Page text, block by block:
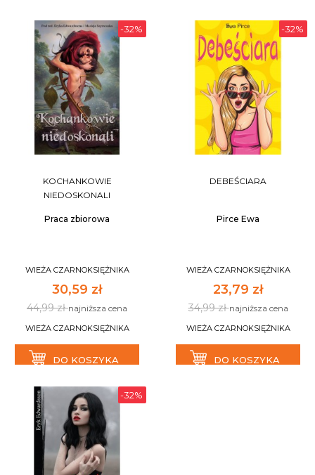
-32%
KOCHANKOWIE
NIEDOSKONALI
Praca zbiorowa
WIEŻA CZARNOKSIĘŻNIKA
30,59 zł
44,99 złnajniższa cena
WIEŻA CZARNOKSIĘŻNIKA
DO KOSZYKA
-32%
DEBEŚCIARA
Pirce Ewa
WIEŻA CZARNOKSIĘŻNIKA
23,79 zł
34,99 złnajniższa cena
WIEŻA CZARNOKSIĘŻNIKA
DO KOSZYKA
-32%